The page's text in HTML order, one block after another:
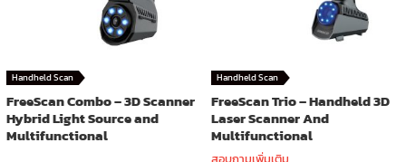
Handheld Scan
FreeScan Combo – 3D Scanner
Hybrid Light Source and
Multifunctional
Handheld Scan
FreeScan Trio – Handheld 3D
Laser Scanner And
Multifunctional